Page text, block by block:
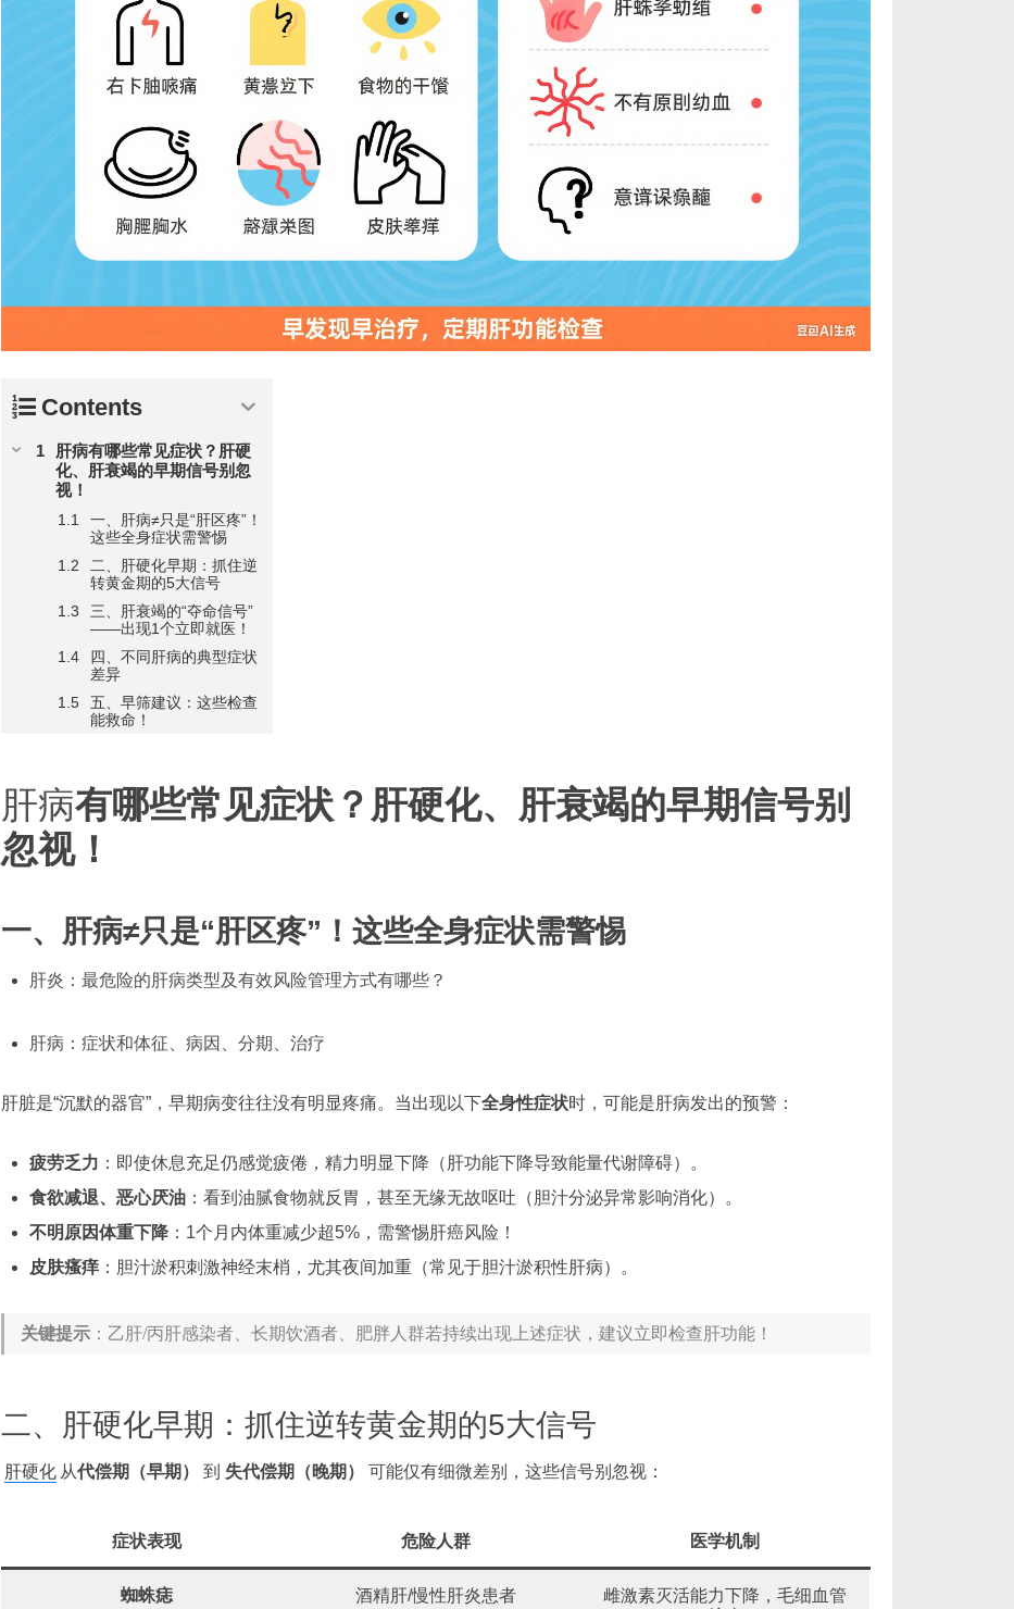
Contents
肝病有哪些常见症状？肝硬
化、肝衰竭的早期信号别忽
视！
一、肝病≠只是“肝区疼”！
这些全身症状需警惕
二、肝硬化早期：抓住逆
转黄金期的5大信号
三、肝衰竭的“夺命信号”
——出现1个立即就医！
四、不同肝病的典型症状
差异
五、早筛建议：这些检查
能救命！
肝病有哪些常见症状？肝硬化、肝衰竭的早期信号别
忽视！
一、肝病≠只是“肝区疼”！这些全身症状需警惕
肝炎：最危险的肝病类型及有效风险管理方式有哪些？
肝病：症状和体征、病因、分期、治疗
肝脏是“沉默的器官”，早期病变往往没有明显疼痛。当出现以下全身性症状时，可能是肝病发出的预警：
疲劳乏力 ：即使休息充足仍感觉疲倦，精力明显下降（肝功能下降导致能量代谢障碍）。
食欲减退、恶心厌油：看到油腻食物就反胃，甚至无缘无故呕吐（胆汁分泌异常影响消化）。
不明原因体重下降：1个月内体重减少超5%，需警惕肝癌风险！
皮肤瘙痒：胆汁淤积刺激神经末梢，尤其夜间加重（常见于胆汁淤积性肝病）。
关键提示 ：乙肝/丙肝感染者、长期饮酒者、肥胖人群若持续出现上述症状，建议立即检查肝功能！
二、肝硬化早期：抓住逆转黄金期的5大信号
肝硬化 从代偿期（早期） 到 失代偿期（晚期） 可能仅有细微差别，这些信号别忽视：
症状表现 危险人群 医学机制
蜘蛛痣 酒精肝/慢性肝炎患者
雌激素灭活能力下降，毛细血管